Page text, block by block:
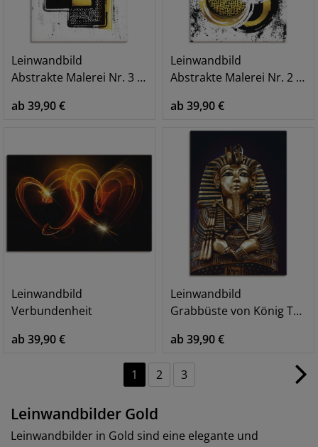
Leinwandbild
Abstrakte Malerei Nr. 3 gold
ab 39,90 €
Leinwandbild
Abstrakte Malerei Nr. 2 gold
ab 39,90 €
Leinwandbild
Verbundenheit
ab 39,90 €
Leinwandbild
Grabbüste von König Tutanchamun
ab 39,90 €
1 2 3
Leinwandbilder Gold
Leinwandbilder in Gold sind eine elegante und